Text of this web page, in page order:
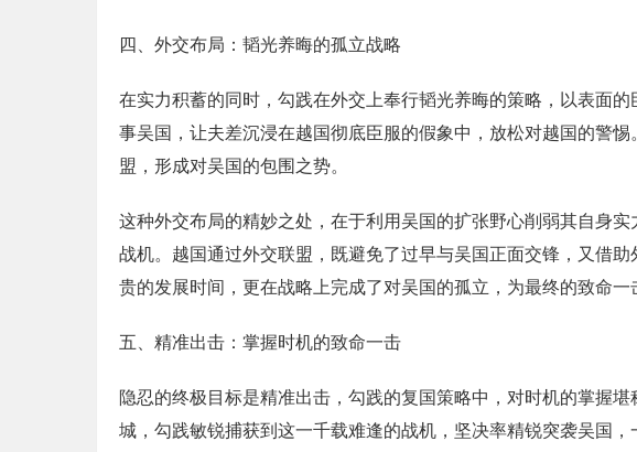
四、外交布局：韬光养晦的孤立战略
在实力积蓄的同时，勾践在外交上奉行韬光养晦的策略，以表面
事吴国，让夫差沉浸在越国彻底臣服的假象中，放松对越国的警
盟，形成对吴国的包围之势。
这种外交布局的精妙之处，在于利用吴国的扩张野心削弱其自身
战机。越国通过外交联盟，既避免了过早与吴国正面交锋，又借
贵的发展时间，更在战略上完成了对吴国的孤立，为最终的致命一
五、精准出击：掌握时机的致命一击
隐忍的终极目标是精准出击，勾践的复国策略中，对时机的掌握
城，勾践敏锐捕获到这一千载难逢的战机，坚决率精锐突袭吴国